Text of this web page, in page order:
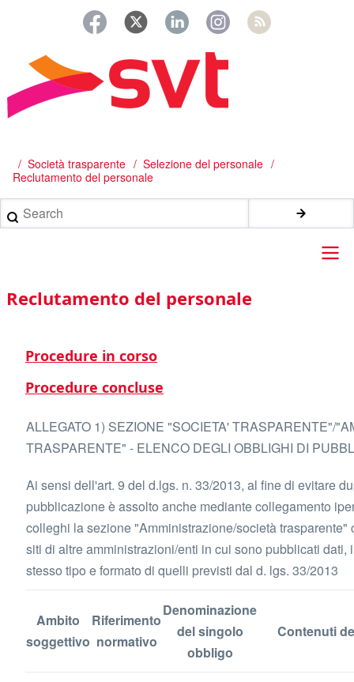
principale
Briciole
di
pane
/ Società trasparente
Selezione del personale
Reclutamento del personale
Search
Main
navigation
Reclutamento del personale
Procedure in corso
Procedure concluse
ALLEGATO 1) SEZIONE "SOCIETA' TRASPARENTE"/
TRASPARENTE" - ELENCO DEGLI OBBLIGHI DI
Ai sensi dell'art. 9 del d.lgs. n. 33/2013, al fine di evitare
pubblicazione è assolto anche mediante collegamento
colleghi la sezione "Amministrazione/società trasparente"
siti di altre amministrazioni/enti in cui sono pubblicati
stesso tipo e formato di quelli previsti dal d. lgs. 33/2013
Ambito
soggettivo
Riferimento
normativo
Denominazione
del singolo
obbligo
Contenuti